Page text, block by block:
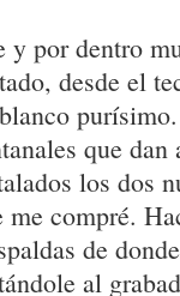
y por dentro
desde el
que
los dos
me compré.
de
al